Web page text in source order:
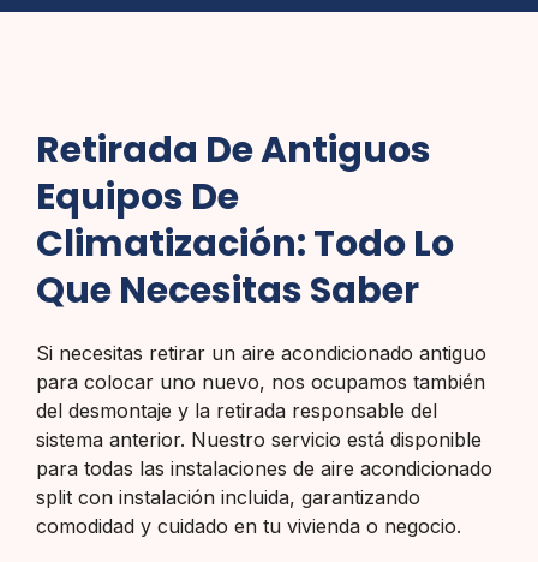
Retirada De Antiguos
Equipos De
Climatización: Todo Lo
Que Necesitas Saber
Si necesitas retirar un aire acondicionado antiguo
para colocar uno nuevo, nos ocupamos también
del desmontaje y la retirada responsable del
sistema anterior. Nuestro servicio está disponible
para todas las instalaciones de aire acondicionado
split con instalación incluida, garantizando
comodidad y cuidado en tu vivienda o negocio.